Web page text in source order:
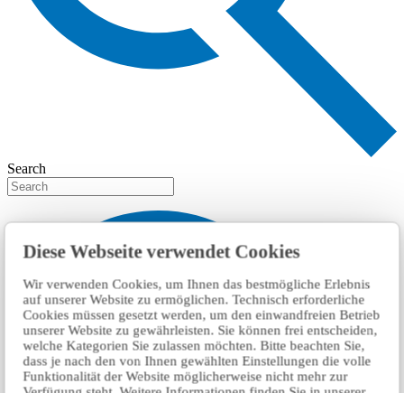
Diese Webseite verwendet Cookies
Wir verwenden Cookies, um Ihnen das bestmögliche Erlebnis
auf unserer Website zu ermöglichen. Technisch erforderliche
Cookies müssen gesetzt werden, um den einwandfreien Betrieb
unserer Website zu gewährleisten. Sie können frei entscheiden,
welche Kategorien Sie zulassen möchten. Bitte beachten Sie,
dass je nach den von Ihnen gewählten Einstellungen die volle
Funktionalität der Website möglicherweise nicht mehr zur
Search